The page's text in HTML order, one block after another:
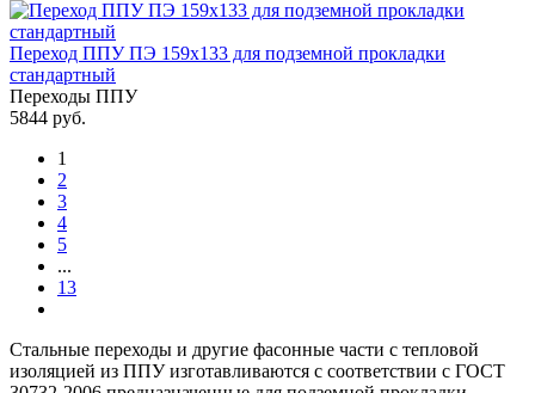
Переход ППУ ПЭ 159x133 для подземной прокладки
стандартный
Переходы ППУ
5844 руб.
1
2
3
4
5
...
13
Стальные переходы и другие фасонные части с тепловой
изоляцией из ППУ изготавливаются с соответствии с ГОСТ